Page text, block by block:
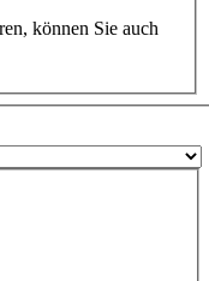
können Sie auch